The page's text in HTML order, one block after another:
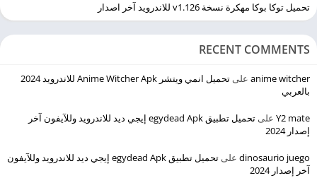
تحميل توكا بوكا مهكرة نسخة v1.126 للاندرويد آخر اصدار
RECENT COMMENTS
anime witcher على
تحميل انمي ويتشر Anime Witcher Apk للاندرويد 2024
بالعربي
Y2 mate على
تحميل تطبيق egydead Apk إيجي ديد للاندرويد وللآيفون آخر
إصدار 2024
dinosaurio juego على
تحميل تطبيق egydead Apk إيجي ديد للاندرويد وللآيفون
آخر إصدار 2024